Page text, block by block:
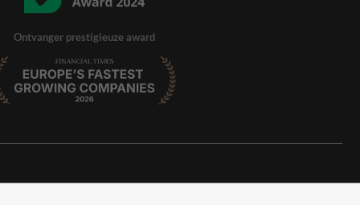
Ontvanger prestigieuze award